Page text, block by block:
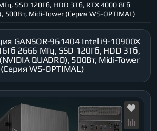
SSD 120Гб, HDD 3Тб, RTX 4000 8Гб
500Вт, Midi-Tower (Серия WS-OPTIMAL)
GANSOR-961404 Intel i9-10900X
2666 МГц, SSD 120Гб, HDD 3Тб,
QUADRO), 500Вт, Midi-Tower
(Серия WS-OPTIMAL)